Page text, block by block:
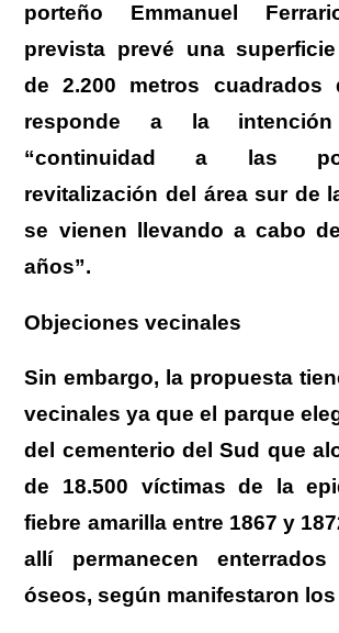
porteño Emmanuel
prevista prevé una
de 2.200 metros cuadrados
responde a la
“continuidad a las
revitalización del área sur de
se vienen llevando a cabo
años”.
Objeciones vecinales
Sin embargo, la propuesta
vecinales ya que el parque
del cementerio del Sud que
de 18.500 víctimas de la
fiebre amarilla entre 1867 y
allí permanecen
óseos, según manifestaron